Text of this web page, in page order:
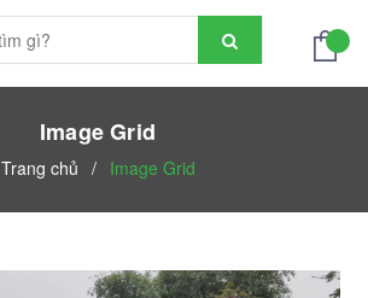
Image Grid
Trang chủ / Image Grid